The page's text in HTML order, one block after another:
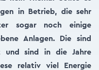
in Betrieb, die sehr
sogar noch einige
Anlagen. Die sind
und sind in die Jahre
relativ viel Energie